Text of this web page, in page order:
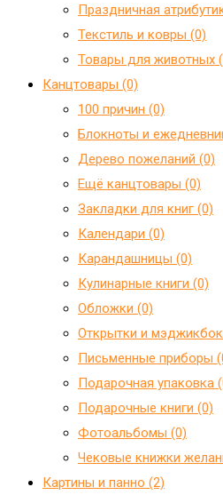
Праздничная
Текстиль и ковры (0)
Товары для животных
Канцтовары (0)
100 причин (0)
Блокноты и
Дерево пожеланий (0)
Ещё канцтовары (0)
Закладки для книг (0)
Календари (0)
Карандашницы (0)
Кулинарные книги (0)
Обложки (0)
Открытки и
Письменные приборы
Подарочная упаковка
Подарочные книги (0)
Фотоальбомы (0)
Чековые книжки
Картины и панно (2)